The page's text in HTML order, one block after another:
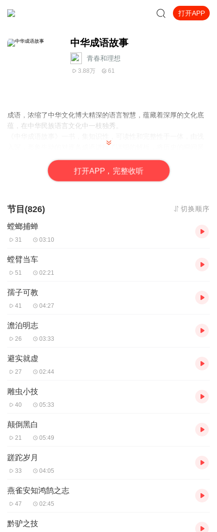
打开APP
中华成语故事
青春和理想
3.88万 61
成语，浓缩了中华文化博大精深的语言智慧，蕴藏着深厚的文化底
蕴，在中华民族语言文化中一枝独秀。
入深，形象生动的对逐条成语进行了详细的解析，将历史的瞬间展
打开APP，完整收听
节目(826) 切换顺序
螳螂捕蝉
31 03:10
螳臂当车
51 02:21
孺子可教
41 04:27
澹泊明志
26 03:33
避实就虚
27 02:44
雕虫小技
40 05:33
颠倒黑白
21 05:49
蹉跎岁月
33 04:05
燕雀安知鸿鹄之志
47 02:45
黔驴之技